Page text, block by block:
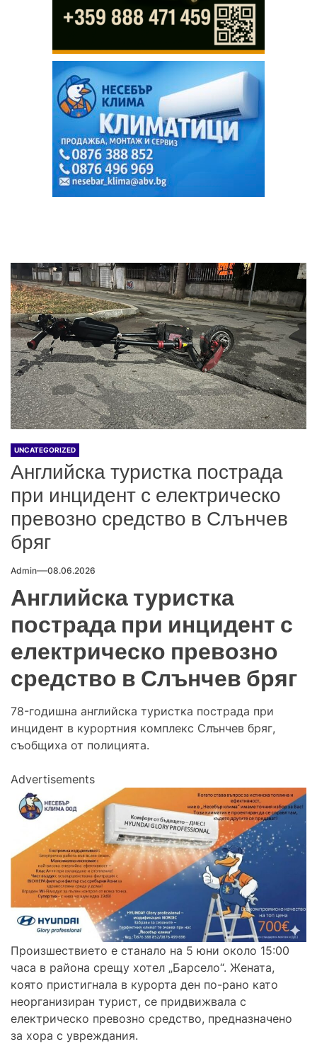
UNCATEGORIZED
Английска туристка пострада
при инцидент с електрическо
превозно средство в Слънчев
бряг
Admin 08.06.2026
Английска туристка
пострада при инцидент с
електрическо превозно
средство в Слънчев бряг
78-годишна английска туристка пострада при
инцидент в курортния комплекс Слънчев бряг,
съобщиха от полицията.
Advertisements
Произшествието е станало на 5 юни около 15:00
часа в района срещу хотел „Барсело“. Жената,
която пристигнала в курорта ден по-рано като
неорганизиран турист, се придвижвала с
електрическо превозно средство, предназначено
за хора с увреждания.